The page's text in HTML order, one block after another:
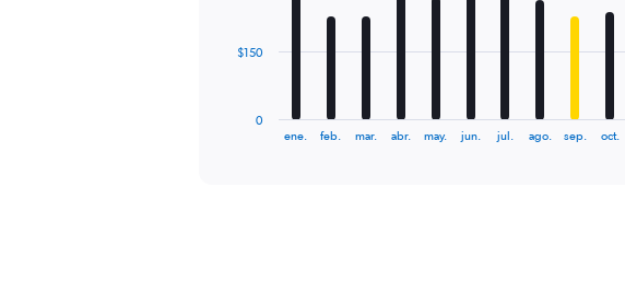
The
ene. feb. mar. abr. may. jun. jul. ago. sep. oct.
0
$150